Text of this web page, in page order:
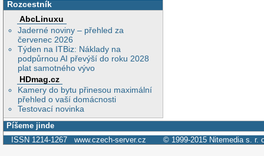
Rozcestník
AbcLinuxu
Jaderné noviny – přehled za
červenec 2026
Týden na ITBiz: Náklady na
podpůrnou AI převýší do roku 2028
plat samotného vývo
HDmag.cz
Kamery do bytu přinesou maximální
přehled o vaší domácnosti
Testovací novinka
Píšeme jinde
ISSN 1214-1267 www.czech-server.cz © 1999-2015 Nitemedia s. r.